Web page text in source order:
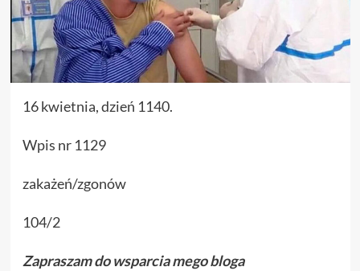
16 kwietnia, dzień 1140.
Wpis nr 1129
zakażeń/zgonów
104/2
Zapraszam do wsparcia mego bloga